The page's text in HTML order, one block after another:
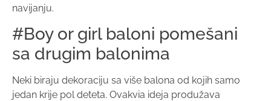
navijanju.
#Boy or girl baloni pomešani
sa drugim balonima
Neki biraju dekoraciju sa više balona od kojih samo
jedan krije pol deteta. Ovakvia ideja produžava